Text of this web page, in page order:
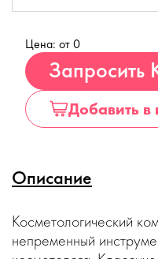
Цена: от 0
Запросить
Добавить в
Описание
Косметологический
непременный